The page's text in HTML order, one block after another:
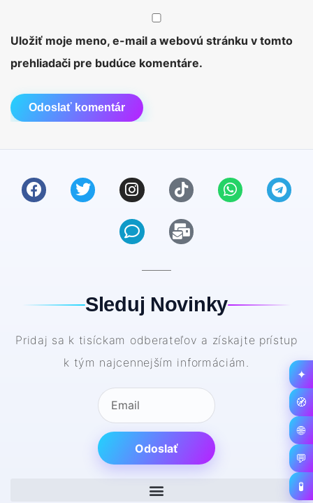
Uložiť moje meno, e-mail a webovú stránku v tomto
prehliadači pre budúce komentáre.
Sleduj Novinky
Pridaj sa k tisíckam odberateľov a získajte prístup
k tým najcennejším informáciám.
Odoslať
✦
🧭
🌐
💬
🧪